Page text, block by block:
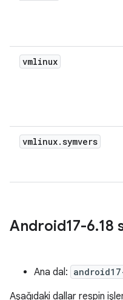
vmlinux
vmlinux.symvers
Android17-6.18
Ana dal:
Aşağıdaki dallar respin